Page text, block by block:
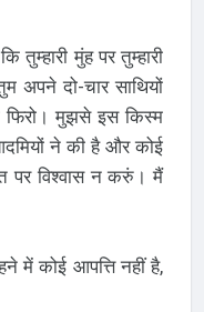
तुम्हारी मुंह पर तुम्हारी
अपने दो-चार साथियों
मुझसे इस किस्म
ने की है और कोई
पर विश्वास न करुं। मैं
में कोई आपत्ति नहीं है,